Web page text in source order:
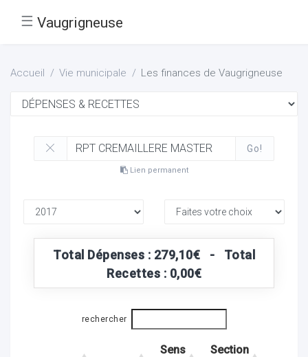
☰ Vaugrigneuse
Accueil Vie municipale Les finances de Vaugrigneuse
Go!
Lien permanent
Total Dépenses : 279,10€ - Total
Recettes : 0,00€
rechercher
Sens
Section